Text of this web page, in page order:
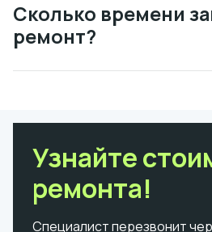
Сколько времени
ремонт?
Узнайте
ремонта!
Специалист перезвонит